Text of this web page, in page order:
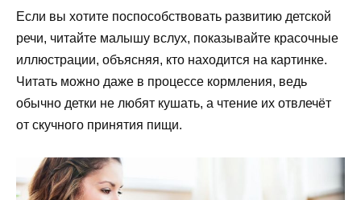
Если вы хотите поспособствовать развитию детской
речи, читайте малышу вслух, показывайте красочные
иллюстрации, объясняя, кто находится на картинке.
Читать можно даже в процессе кормления, ведь
обычно детки не любят кушать, а чтение их отвлечёт
от скучного принятия пищи.